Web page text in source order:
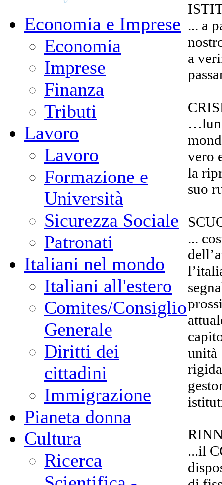
Economia e Imprese
Economia
Imprese
Finanza
Tributi
Lavoro
Lavoro
Formazione e
Università
Sicurezza Sociale
Patronati
Italiani nel mondo
Italiani all'estero
Comites/Consiglio
Generale
Diritti dei
cittadini
Immigrazione
Pianeta donna
Cultura
Ricerca
... a
a
vero
la
suo
...
unità
...il